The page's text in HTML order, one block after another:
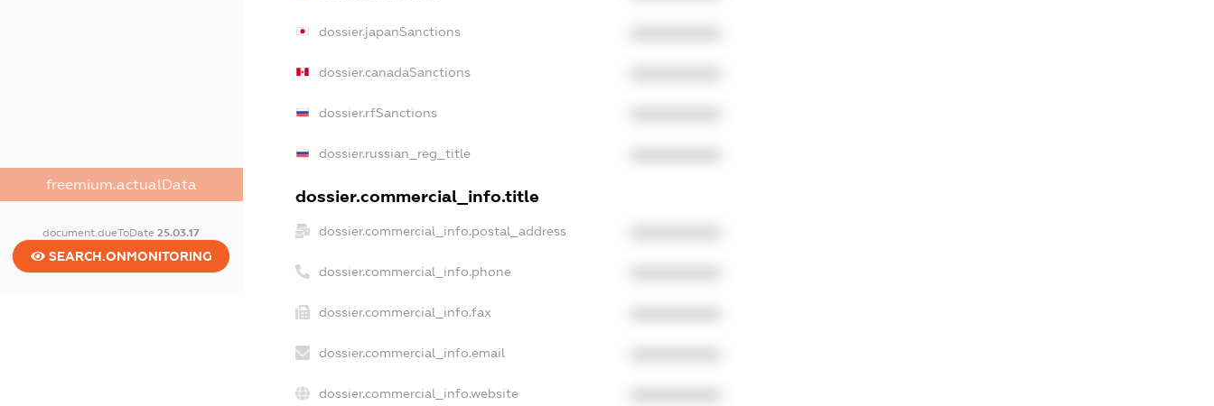
freemium.actualData
document.dueToDate25.03.17
SEARCH.ONMONITORING
dossier.japanSanctions
dossier.canadaSanctions
dossier.rfSanctions
dossier.russian_reg_title
dossier.commercial_info.title
dossier.commercial_info.postal_address
dossier.commercial_info.phone
dossier.commercial_info.fax
dossier.commercial_info.email
dossier.commercial_info.website